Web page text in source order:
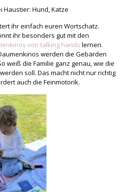
Haustier: Hund, Katze
ihr einfach euren Wortschatz.
ihr besonders gut mit den
von talking hands lernen.
werden die Gebärden
weiß die Familie ganz genau, wie die
soll. Das macht nicht nur richtig
auch die Feinmotorik.